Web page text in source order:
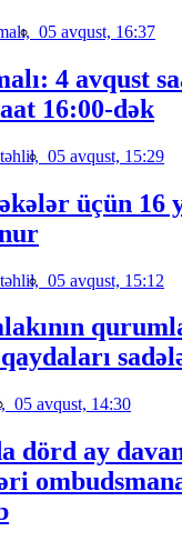
05 avqust, 16:37
4 avqust
16:00-dək
05 avqust, 15:29
üçün 16
05 avqust, 15:12
05 avqust, 14:30
dörd ay